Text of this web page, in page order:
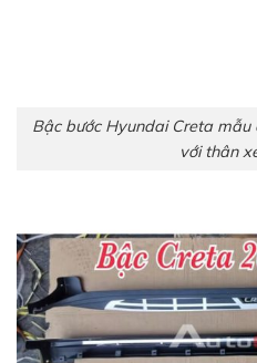
Bậc bước Hyundai Creta mẫu
với thân